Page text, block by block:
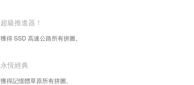
超級推進器！
獲得 SSD 高速公路所有拼圖。
永恆經典
獲得記憶體草原所有拼圖。